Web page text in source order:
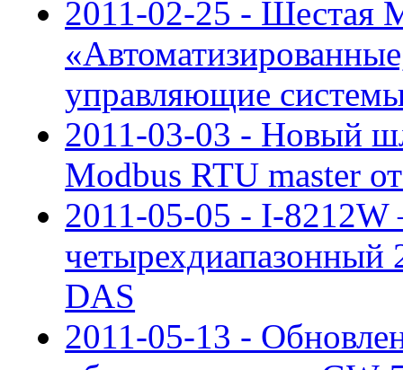
2011-02-25 - Шестая
управляющие
2011-03-03 - Новый
Modbus RTU master
2011-05-05 - I-
четырехдиапазонный
DAS
2011-05-13 -